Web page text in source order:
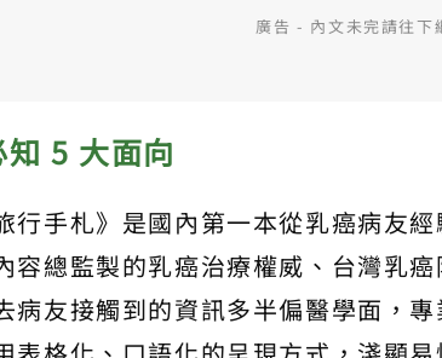
廣告 - 內文未完請往下
5 大面向
行手札》是國內第一本從乳癌病友
容總監製的乳癌治療權威、台灣乳
病友接觸到的資訊多半偏醫學面，